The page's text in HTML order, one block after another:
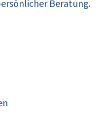
Beratung.